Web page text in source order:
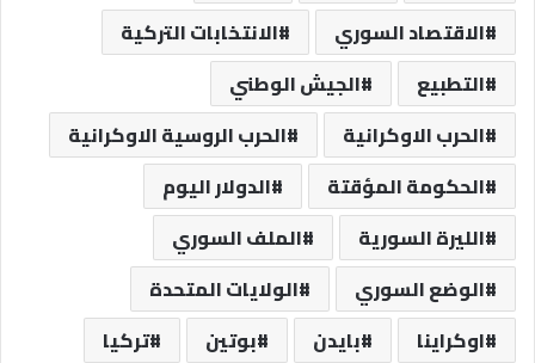
الاقتصاد السوري
الانتخابات التركية
التطبيع
الجيش الوطني
الحرب الاوكرانية
الحرب الروسية الاوكرانية
الحكومة المؤقتة
الدولار اليوم
الليرة السورية
الملف السوري
الوضع السوري
الولايات المتحدة
اوكراينا
بايدن بوتين
تركيا